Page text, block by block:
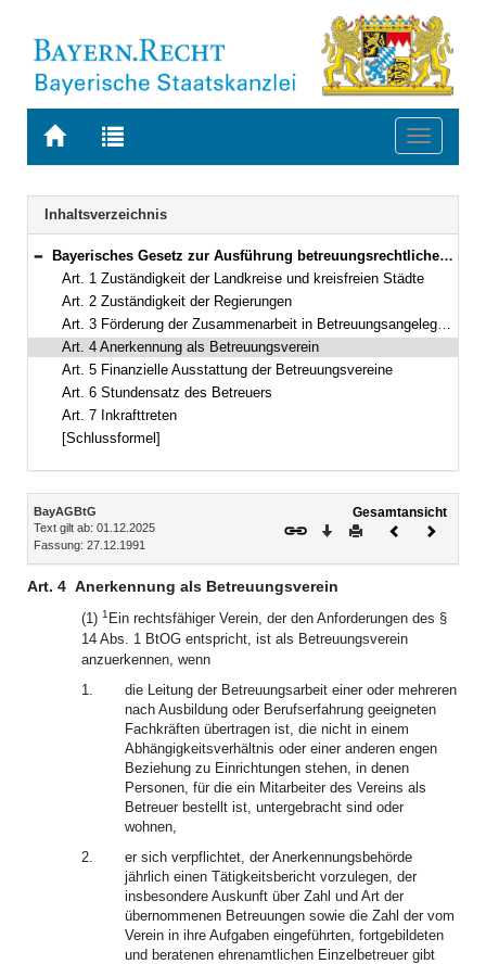
Zur
BAYERN.RECHT
Zur
letzten
Suche
Toggle
Navigation
Inhaltsverzeichnis
Bereich reduzieren
Bayerisches Gesetz zur Ausführung betreuungsrechtlicher Vorschriften (BayAGBtG) Vom 27. Dezember 1991 (GVBl.S. 496) BayRS 404-1-J (Art. 1–7)
Art. 1 Zuständigkeit der Landkreise und kreisfreien Städte
Art. 2 Zuständigkeit der Regierungen
Art. 3 Förderung der Zusammenarbeit in Betreuungsangelegenheiten
Art. 4 Anerkennung als Betreuungsverein
Art. 5 Finanzielle Ausstattung der Betreuungsvereine
Art. 6 Stundensatz des Betreuers
Art. 7 Inkrafttreten
[Schlussformel]
Inhalt
BayAGBtG
Text gilt ab: 01.12.2025
Fassung: 27.12.1991
Gesamtansicht
Download
DruckenVorheriges
Art. 4 Anerkennung als Betreuungsverein
(1) 1 Ein rechtsfähiger Verein, der den Anforderungen des §
14 Abs. 1 BtOG entspricht, ist als Betreuungsverein
anzuerkennen, wenn
1.
die Leitung der Betreuungsarbeit einer oder mehreren
nach Ausbildung oder Berufserfahrung geeigneten
Fachkräften übertragen ist, die nicht in einem
Abhängigkeitsverhältnis oder einer anderen engen
Beziehung zu Einrichtungen stehen, in denen
Personen, für die ein Mitarbeiter des Vereins als
Betreuer bestellt ist, untergebracht sind oder
wohnen,
2.
er sich verpflichtet, der Anerkennungsbehörde
jährlich einen Tätigkeitsbericht vorzulegen, der
insbesondere Auskunft über Zahl und Art der
übernommenen Betreuungen sowie die Zahl der vom
Verein in ihre Aufgaben eingeführten, fortgebildeten
und beratenen ehrenamtlichen Einzelbetreuer gibt